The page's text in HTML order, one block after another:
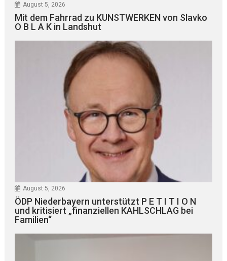
August 5, 2026
Mit dem Fahrrad zu KUNSTWERKEN von Slavko
O B L A K in Landshut
August 5, 2026
ÖDP Niederbayern unterstützt P E T I T I O N
und kritisiert „finanziellen KAHLSCHLAG bei
Familien“